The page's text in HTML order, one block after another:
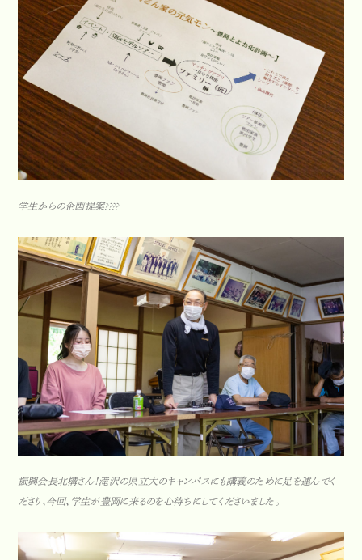
学生からの企画提案????
振興会長北構さん！滝沢の県立大のキャンパスにも講義のために足を運んでく
ださり、今回、学生が豊岡に来るのを心待ちにしてくださいました。